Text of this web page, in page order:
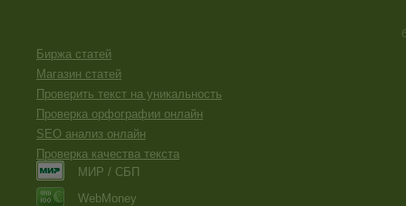
Биржа статей
Магазин статей
Проверить текст на уникальность
Проверка орфографии онлайн
SEO анализ онлайн
Проверка качества текста
МИР / СБП
WebMoney